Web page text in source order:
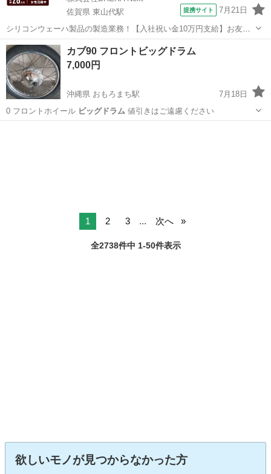
佐賀県 東山代駅
提携サイト 7月21日
シリコンウェーハ製品の製造業務！【入社祝い金10万円支給】お友達
やカップルとの応募OK◎年間休日129日＆休出なしでプライベート充
実♪業務はクリーンルームで快適作業◎自社正社員登用制度あり★1食
300円～の格安食堂あり！《佐...
佐賀 伊万里市 その他
カブ90 フロントビッグドラム
7,000円
沖縄県 おもろまち駅
7月18日
0 フロントホイール ビッグドラム 値引きはご遠慮ください
1 2 3 ... 次へ
全2738件中 1-50件表示
欲しいモノが見つからなかった方